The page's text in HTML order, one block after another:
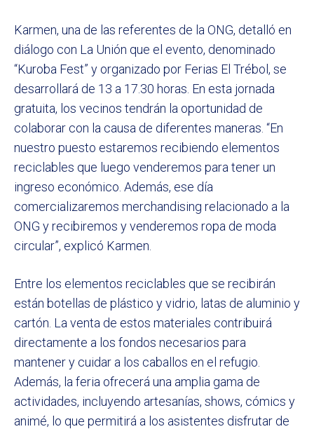
Karmen, una de las referentes de la ONG, detalló en
diálogo con La Unión que el evento, denominado
“Kuroba Fest” y organizado por Ferias El Trébol, se
desarrollará de 13 a 17.30 horas. En esta jornada
gratuita, los vecinos tendrán la oportunidad de
colaborar con la causa de diferentes maneras. “En
nuestro puesto estaremos recibiendo elementos
reciclables que luego venderemos para tener un
ingreso económico. Además, ese día
comercializaremos merchandising relacionado a la
ONG y recibiremos y venderemos ropa de moda
circular”, explicó Karmen.
Entre los elementos reciclables que se recibirán
están botellas de plástico y vidrio, latas de aluminio y
cartón. La venta de estos materiales contribuirá
directamente a los fondos necesarios para
mantener y cuidar a los caballos en el refugio.
Además, la feria ofrecerá una amplia gama de
actividades, incluyendo artesanías, shows, cómics y
animé, lo que permitirá a los asistentes disfrutar de